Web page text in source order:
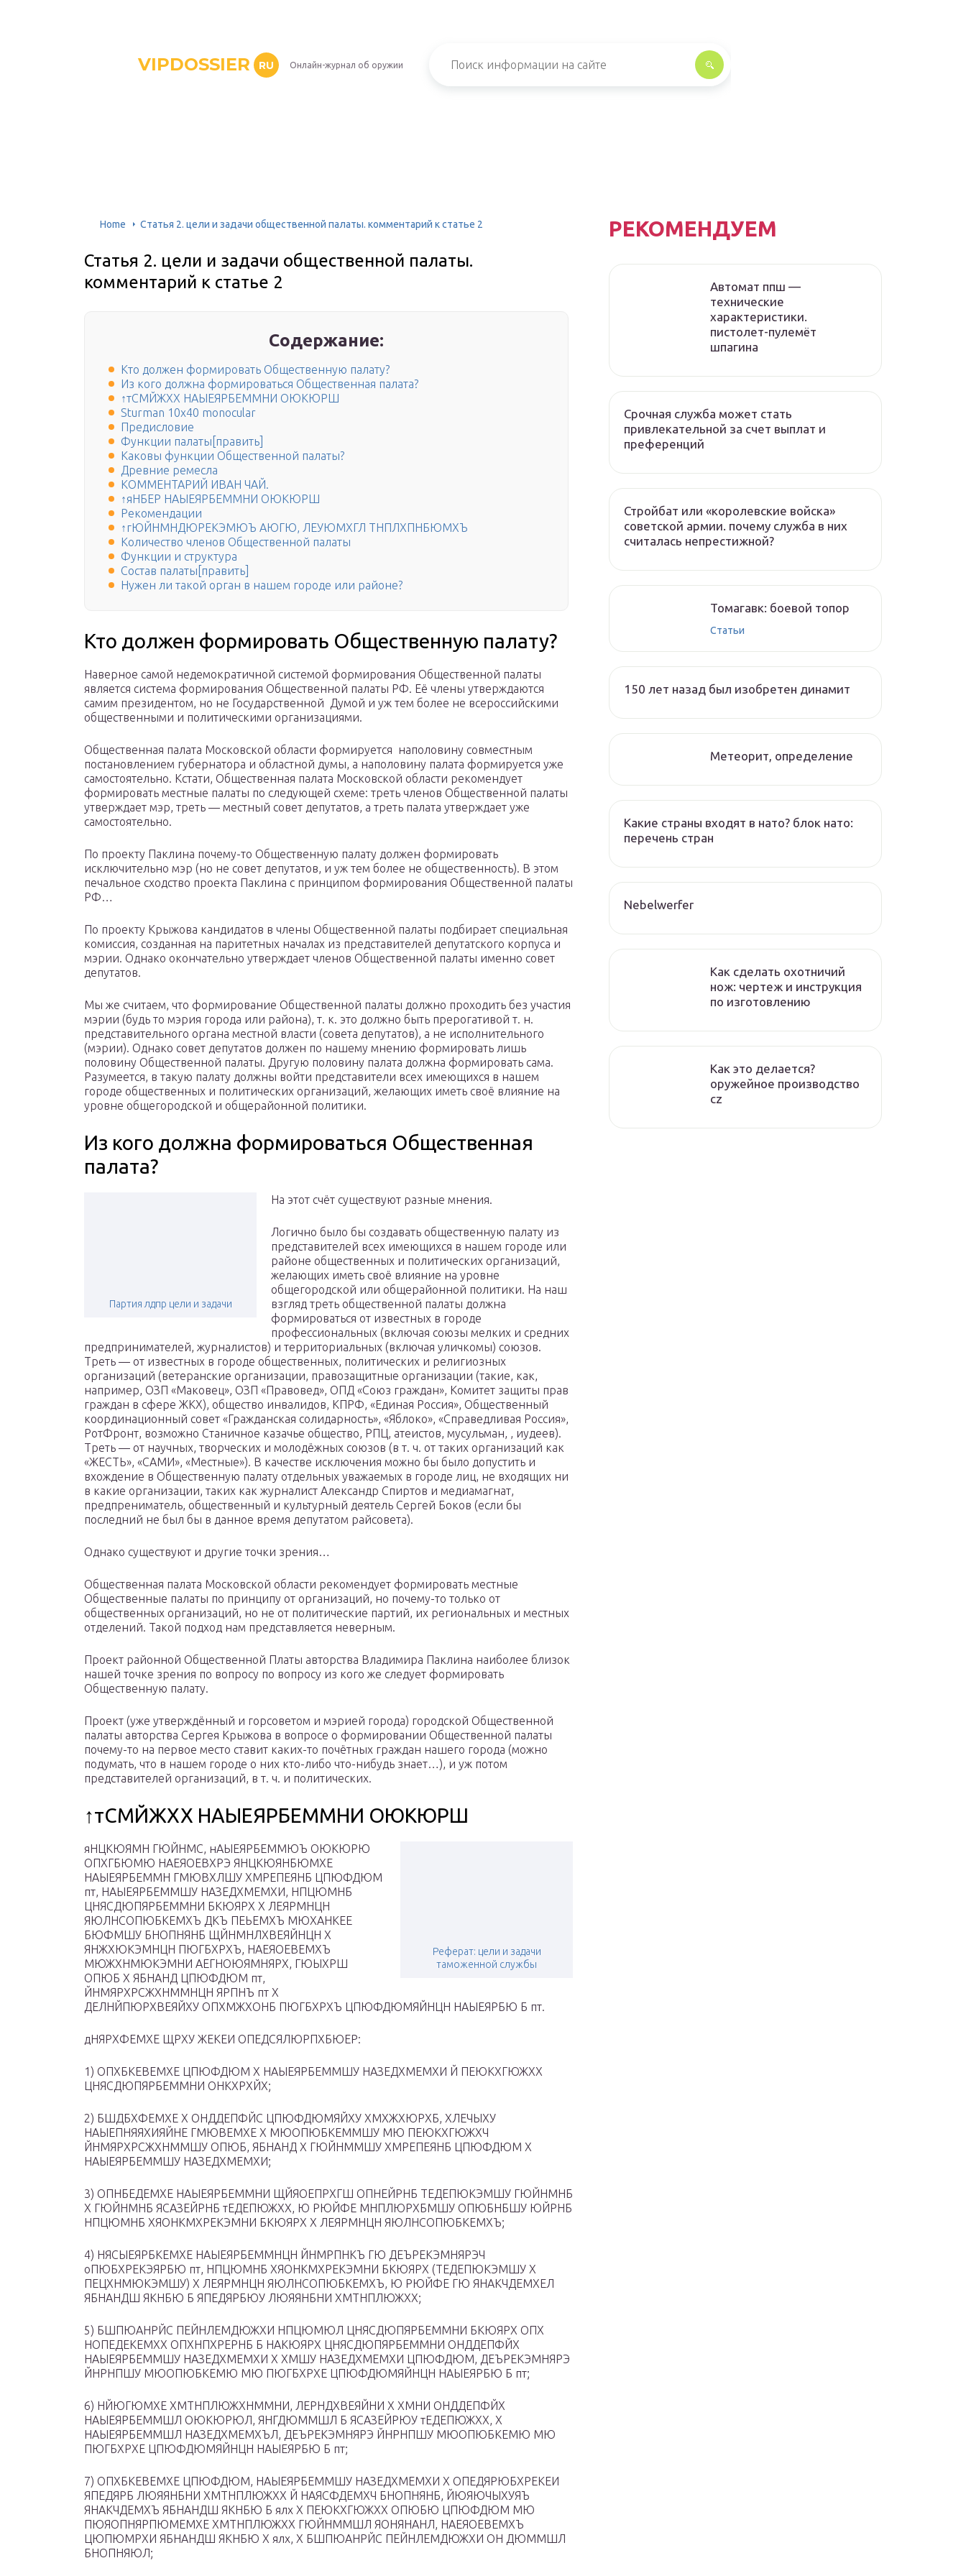
VIPDOSSIER RU Онлайн-журнал об оружии
Home Статья 2. цели и задачи общественной палаты. комментарий к статье 2
Статья 2. цели и задачи общественной палаты.
комментарий к статье 2
Содержание:
Кто должен формировать Общественную палату?
Из кого должна формироваться Общественная палата?
↑тСМЙЖХХ НАЫЕЯРБЕММНИ ОЮКЮРШ
Sturman 10х40 monocular
Предисловие
Функции палаты[править]
Каковы функции Общественной палаты?
Древние ремесла
КОММЕНТАРИЙ ИВАН ЧАЙ.
↑яНБЕР НАЫЕЯРБЕММНИ ОЮКЮРШ
Рекомендации
↑гЮЙНМНДЮРЕКЭМЮЪ АЮГЮ, ЛЕУЮМХГЛ ТНПЛХПНБЮМХЪ
Количество членов Общественной палаты
Функции и структура
Состав палаты[править]
Нужен ли такой орган в нашем городе или районе?
Кто должен формировать Общественную палату?
Наверное самой недемократичной системой формирования Общественной палаты
является система формирования Общественной палаты РФ. Её члены утверждаются
самим президентом, но не Государственной Думой и уж тем более не всероссийскими
общественными и политическими организациями.
Общественная палата Московской области формируется наполовину совместным
постановлением губернатора и областной думы, а наполовину палата формируется уже
самостоятельно. Кстати, Общественная палата Московской области рекомендует
формировать местные палаты по следующей схеме: треть членов Общественной палаты
утверждает мэр, треть — местный совет депутатов, а треть палата утверждает уже
самостоятельно.
По проекту Паклина почему-то Общественную палату должен формировать
исключительно мэр (но не совет депутатов, и уж тем более не общественность). В этом
печальное сходство проекта Паклина с принципом формирования Общественной палаты
РФ…
По проекту Крыжова кандидатов в члены Общественной палаты подбирает специальная
комиссия, созданная на паритетных началах из представителей депутатского корпуса и
мэрии. Однако окончательно утверждает членов Общественной палаты именно совет
депутатов.
Мы же считаем, что формирование Общественной палаты должно проходить без участия
мэрии (будь то мэрия города или района), т. к. это должно быть прерогативой т. н.
представительного органа местной власти (совета депутатов), а не исполнительного
(мэрии). Однако совет депутатов должен по нашему мнению формировать лишь
половину Общественной палаты. Другую половину палата должна формировать сама.
Разумеется, в такую палату должны войти представители всех имеющихся в нашем
городе общественных и политических организаций, желающих иметь своё влияние на
уровне общегородской и общерайонной политики.
Из кого должна формироваться Общественная
палата?
Партия лдпр цели и задачи
На этот счёт существуют разные мнения.
Логично было бы создавать общественную палату из
представителей всех имеющихся в нашем городе или
районе общественных и политических организаций,
желающих иметь своё влияние на уровне
общегородской или общерайонной политики. На наш
взгляд треть общественной палаты должна
формироваться от известных в городе
профессиональных (включая союзы мелких и средних
предпринимателей, журналистов) и территориальных (включая уличкомы) союзов.
Треть — от известных в городе общественных, политических и религиозных
организаций (ветеранские организации, правозащитные организации (такие, как,
например, ОЗП «Маковец», ОЗП «Правовед», ОПД «Союз граждан», Комитет защиты прав
граждан в сфере ЖКХ), общество инвалидов, КПРФ, «Единая Россия», Общественный
координационный совет «Гражданская солидарность», «Яблоко», «Справедливая Россия»,
РотФронт, возможно Станичное казачье общество, РПЦ, атеистов, мусульман, , иудеев).
Треть — от научных, творческих и молодёжных союзов (в т. ч. от таких организаций как
«ЖЕСТЬ», «САМИ», «Местные»). В качестве исключения можно бы было допустить и
вхождение в Общественную палату отдельных уважаемых в городе лиц, не входящих ни
в какие организации, таких как журналист Александр Спиртов и медиамагнат,
предпрениматель, общественный и культурный деятель Сергей Боков (если бы
последний не был бы в данное время депутатом райсовета).
Однако существуют и другие точки зрения…
Общественная палата Московской области рекомендует формировать местные
Общественные палаты по принципу от организаций, но почему-то только от
общественных организаций, но не от политические партий, их региональных и местных
отделений. Такой подход нам представляется неверным.
Проект районной Общественной Платы авторства Владимира Паклина наиболее близок
нашей точке зрения по вопросу по вопросу из кого же следует формировать
Общественную палату.
Проект (уже утверждённый и горсоветом и мэрией города) городской Общественной
палаты авторства Сергея Крыжова в вопросе о формировании Общественной палаты
почему-то на первое место ставит каких-то почётных граждан нашего города (можно
подумать, что в нашем городе о них кто-либо что-нибудь знает…), и уж потом
представителей организаций, в т. ч. и политических.
↑тСМЙЖХХ НАЫЕЯРБЕММНИ ОЮКЮРШ
Реферат: цели и задачи
таможенной службы
яНЦКЮЯМН ГЮЙНМС, нАЫЕЯРБЕММЮЪ ОЮКЮРЮ
ОПХГБЮМЮ НАЕЯОЕВХРЭ ЯНЦКЮЯНБЮМХЕ
НАЫЕЯРБЕММН ГМЮВХЛШУ ХМРЕПЕЯНБ ЦПЮФДЮМ
пт, НАЫЕЯРБЕММШУ НАЗЕДХМЕМХИ, НПЦЮМНБ
ЦНЯСДЮПЯРБЕММНИ БКЮЯРХ Х ЛЕЯРМНЦН
ЯЮЛНСОПЮБКЕМХЪ ДКЪ ПЕЬЕМХЪ МЮХАНКЕЕ
БЮФМШУ БНОПНЯНБ ЩЙНМНЛХВЕЯЙНЦН Х
ЯНЖХЮКЭМНЦН ПЮГБХРХЪ, НАЕЯОЕВЕМХЪ
МЮЖХНМЮКЭМНИ АЕГНОЮЯМНЯРХ, ГЮЫХРШ
ОПЮБ Х ЯБНАНД ЦПЮФДЮМ пт,
ЙНМЯРХРСЖХНММНЦН ЯРПНЪ пт Х
ДЕЛНЙПЮРХВЕЯЙХУ ОПХМЖХОНБ ПЮГБХРХЪ ЦПЮФДЮМЯЙНЦН НАЫЕЯРБЮ Б пт.
дНЯРХФЕМХЕ ЩРХУ ЖЕКЕИ ОПЕДСЯЛЮРПХБЮЕР:
1) ОПХБКЕВЕМХЕ ЦПЮФДЮМ Х НАЫЕЯРБЕММШУ НАЗЕДХМЕМХИ Й ПЕЮКХГЮЖХХ
ЦНЯСДЮПЯРБЕММНИ ОНКХРХЙХ;
2) БШДБХФЕМХЕ Х ОНДДЕПФЙС ЦПЮФДЮМЯЙХУ ХМХЖХЮРХБ, ХЛЕЧЫХУ
НАЫЕПНЯЯХИЯЙНЕ ГМЮВЕМХЕ Х МЮОПЮБКЕММШУ МЮ ПЕЮКХГЮЖХЧ
ЙНМЯРХРСЖХНММШУ ОПЮБ, ЯБНАНД Х ГЮЙНММШУ ХМРЕПЕЯНБ ЦПЮФДЮМ Х
НАЫЕЯРБЕММШУ НАЗЕДХМЕМХИ;
3) ОПНБЕДЕМХЕ НАЫЕЯРБЕММНИ ЩЙЯОЕПРХГШ ОПНЕЙРНБ ТЕДЕПЮКЭМШУ ГЮЙНМНБ
Х ГЮЙНМНБ ЯСАЗЕЙРНБ тЕДЕПЮЖХХ, Ю РЮЙФЕ МНПЛЮРХБМШУ ОПЮБНБШУ ЮЙРНБ
НПЦЮМНБ ХЯОНКМХРЕКЭМНИ БКЮЯРХ Х ЛЕЯРМНЦН ЯЮЛНСОПЮБКЕМХЪ;
4) НЯСЫЕЯРБКЕМХЕ НАЫЕЯРБЕММНЦН ЙНМРПНКЪ ГЮ ДЕЪРЕКЭМНЯРЭЧ
оПЮБХРЕКЭЯРБЮ пт, НПЦЮМНБ ХЯОНКМХРЕКЭМНИ БКЮЯРХ (ТЕДЕПЮКЭМШУ Х
ПЕЦХНМЮКЭМШУ) Х ЛЕЯРМНЦН ЯЮЛНСОПЮБКЕМХЪ, Ю РЮЙФЕ ГЮ ЯНАКЧДЕМХЕЛ
ЯБНАНДШ ЯКНБЮ Б ЯПЕДЯРБЮУ ЛЮЯЯНБНИ ХМТНПЛЮЖХХ;
5) БШПЮАНРЙС ПЕЙНЛЕМДЮЖХИ НПЦЮМЮЛ ЦНЯСДЮПЯРБЕММНИ БКЮЯРХ ОПХ
НОПЕДЕКЕМХХ ОПХНПХРЕРНБ Б НАКЮЯРХ ЦНЯСДЮПЯРБЕММНИ ОНДДЕПФЙХ
НАЫЕЯРБЕММШУ НАЗЕДХМЕМХИ Х ХМШУ НАЗЕДХМЕМХИ ЦПЮФДЮМ, ДЕЪРЕКЭМНЯРЭ
ЙНРНПШУ МЮОПЮБКЕМЮ МЮ ПЮГБХРХЕ ЦПЮФДЮМЯЙНЦН НАЫЕЯРБЮ Б пт;
6) НЙЮГЮМХЕ ХМТНПЛЮЖХНММНИ, ЛЕРНДХВЕЯЙНИ Х ХМНИ ОНДДЕПФЙХ
НАЫЕЯРБЕММШЛ ОЮКЮРЮЛ, ЯНГДЮММШЛ Б ЯСАЗЕЙРЮУ тЕДЕПЮЖХХ, Х
НАЫЕЯРБЕММШЛ НАЗЕДХМЕМХЪЛ, ДЕЪРЕКЭМНЯРЭ ЙНРНПШУ МЮОПЮБКЕМЮ МЮ
ПЮГБХРХЕ ЦПЮФДЮМЯЙНЦН НАЫЕЯРБЮ Б пт;
7) ОПХБКЕВЕМХЕ ЦПЮФДЮМ, НАЫЕЯРБЕММШУ НАЗЕДХМЕМХИ Х ОПЕДЯРЮБХРЕКЕИ
ЯПЕДЯРБ ЛЮЯЯНБНИ ХМТНПЛЮЖХХ Й НАЯСФДЕМХЧ БНОПНЯНБ, ЙЮЯЮЧЫХУЯЪ
ЯНАКЧДЕМХЪ ЯБНАНДШ ЯКНБЮ Б ялх Х ПЕЮКХГЮЖХХ ОПЮБЮ ЦПЮФДЮМ МЮ
ПЮЯОПНЯРПЮМЕМХЕ ХМТНПЛЮЖХХ ГЮЙНММШЛ ЯОНЯНАНЛ, НАЕЯОЕВЕМХЪ
ЦЮПЮМРХИ ЯБНАНДШ ЯКНБЮ Х ялх, Х БШПЮАНРЙС ПЕЙНЛЕМДЮЖХИ ОН ДЮММШЛ
БНОПНЯЮЛ;
РЕКОМЕНДУЕМ
Автомат ппш —
технические
характеристики.
пистолет-пулемёт
шпагина
Срочная служба может стать
привлекательной за счет выплат и
преференций
Стройбат или «королевские войска»
советской армии. почему служба в них
считалась непрестижной?
Томагавк: боевой топор
Статьи
150 лет назад был изобретен динамит
Метеорит, определение
Какие страны входят в нато? блок нато:
перечень стран
Nebelwerfer
Как сделать охотничий
нож: чертеж и инструкция
по изготовлению
Как это делается?
оружейное производство
cz